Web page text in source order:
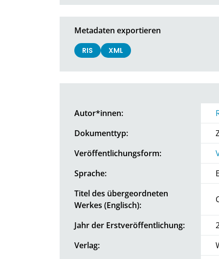
Metadaten exportieren
RIS XML
Autor*innen:
Dokumenttyp:
Veröffentlichungsform:
Sprache:
Titel des übergeordneten
Werkes (Englisch):
Jahr der Erstveröffentlichung:
Verlag: